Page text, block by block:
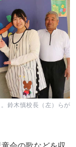
鈴木慎校長（左）らが